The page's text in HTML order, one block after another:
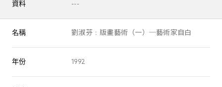
資料 ---
名稱 劉淑芬﹕版畫藝術（一）─藝術家自白
年份 1992